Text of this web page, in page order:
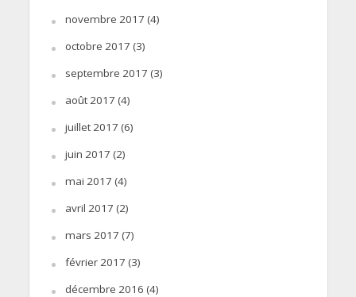
novembre 2017 (4)
octobre 2017 (3)
septembre 2017 (3)
août 2017 (4)
juillet 2017 (6)
juin 2017 (2)
mai 2017 (4)
avril 2017 (2)
mars 2017 (7)
février 2017 (3)
décembre 2016 (4)